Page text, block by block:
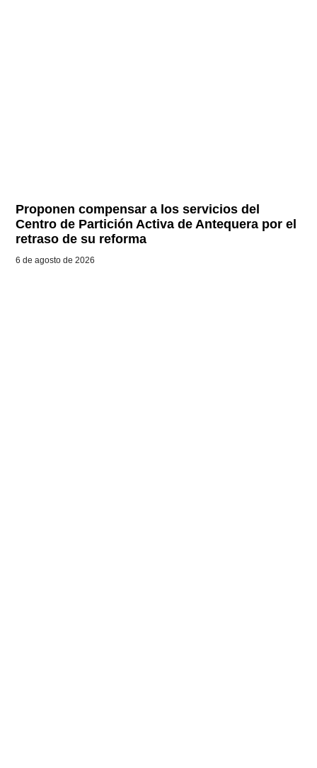
Proponen compensar a los servicios del
Centro de Partición Activa de Antequera por el
retraso de su reforma
6 de agosto de 2026